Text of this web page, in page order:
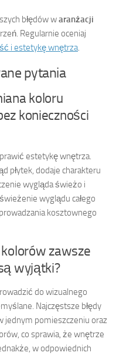
błędów waranżacji
Regularnie oceniaj
i estetykę wnętrza
pytania
koloru
konieczności
estetykę wnętrza.
płytek, dodaje charakteru
wygląda świeżo i
wyglądu całego
kosztownego
zawsze
wyjątki?
do wizualnego
Najczęstsze błędy
jednym pomieszczeniu oraz
co sprawia, że wnętrze
w odpowiednich